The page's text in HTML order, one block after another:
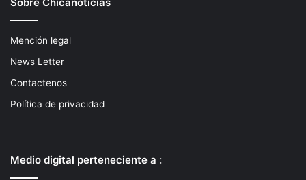
Mención legal
News Letter
Contactenos
Política de privacidad
Medio digital perteneciente a :